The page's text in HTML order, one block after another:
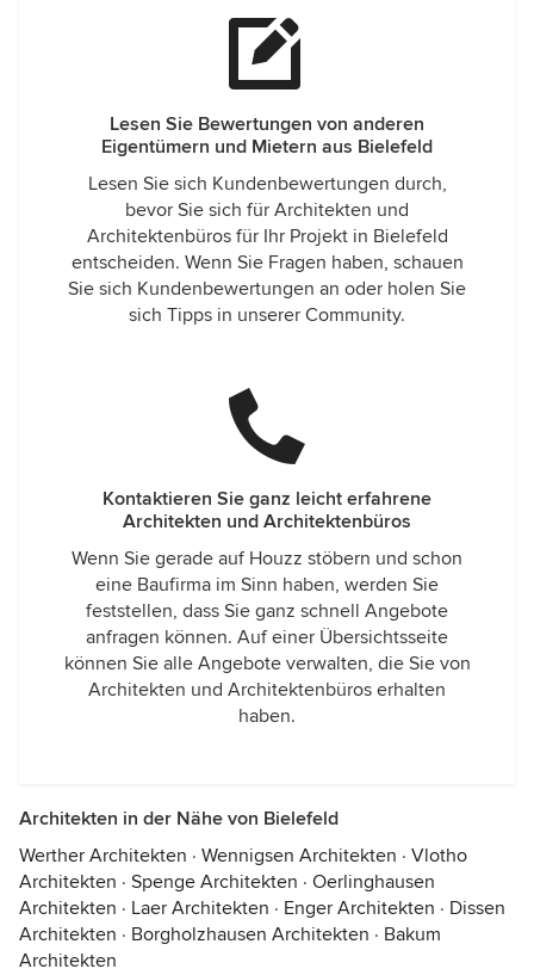
Lesen Sie Bewertungen von anderen
Eigentümern und Mietern aus Bielefeld
Lesen Sie sich Kundenbewertungen durch,
bevor Sie sich für Architekten und
Architektenbüros für Ihr Projekt in Bielefeld
entscheiden. Wenn Sie Fragen haben, schauen
Sie sich Kundenbewertungen an oder holen Sie
sich Tipps in unserer Community.
Kontaktieren Sie ganz leicht erfahrene
Architekten und Architektenbüros
Wenn Sie gerade auf Houzz stöbern und schon
eine Baufirma im Sinn haben, werden Sie
feststellen, dass Sie ganz schnell Angebote
anfragen können. Auf einer Übersichtsseite
können Sie alle Angebote verwalten, die Sie von
Architekten und Architektenbüros erhalten
haben.
Architekten in der Nähe von Bielefeld
Werther Architekten · Wennigsen Architekten · Vlotho
Architekten · Spenge Architekten · Oerlinghausen
Architekten · Laer Architekten · Enger Architekten · Dissen
Architekten · Borgholzhausen Architekten · Bakum
Architekten